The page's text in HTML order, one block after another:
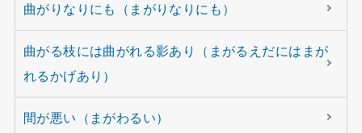
曲がりなりにも（まがりなりにも）
曲がる枝には曲がれる影あり（まがるえだにはまが
れるかげあり）
間が悪い（まがわるい）